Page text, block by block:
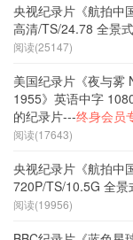
央视纪录片《航拍中
高清/TS/24.78 全景
阅读(25147)
美国纪录片《夜与雾
1955》英语中字
的纪录片---终身会员
阅读(17643)
央视纪录片《航拍中
720P/TS/10.5G 全景
阅读(19956)